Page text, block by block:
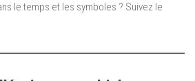
le temps et les symboles ? Suivez le